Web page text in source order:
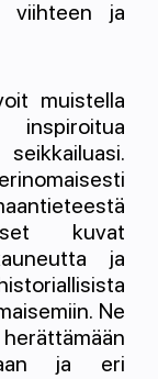
viihteen ja
muistella
kuvat
ja
Ne
ja eri